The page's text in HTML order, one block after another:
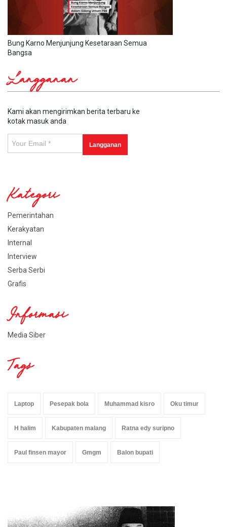
Bung Karno Menjunjung Kesetaraan Semua
Bangsa
Langganan
Kami akan mengirimkan berita terbaru ke
kotak masuk anda
Kategori
Pemerintahan
Kerakyatan
Internal
Interview
Serba Serbi
Grafis
Informasi
Media Siber
Tags
Laptop Pesepak bola Muhammad kisro Oku timur
H halim Kabupaten malang Ratna edy suripno
Paul finsen mayor Gmgm Balon bupati